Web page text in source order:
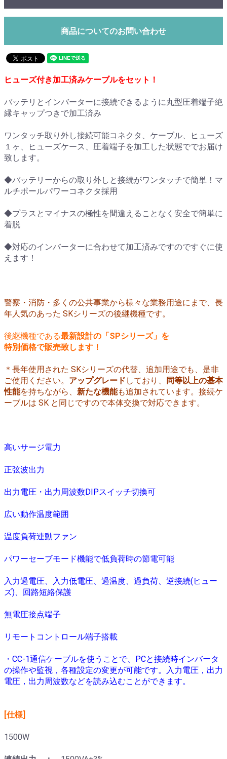
商品についてのお問い合わせ
ヒューズ付き加工済みケーブルをセット！
バッテリとインバーターに接続できるように丸型圧着端子絶
縁キャップつきで加工済み
ワンタッチ取り外し接続可能コネクタ、ケーブル、ヒューズ
１ヶ、ヒューズケース、圧着端子を加工した状態ででお届け
致します。
◆バッテリーからの取り外しと接続がワンタッチで簡単！マ
ルチポールパワーコネクタ採用
◆プラスとマイナスの極性を間違えることなく安全で簡単に
着脱
◆対応のインバーターに合わせて加工済みですのですぐに使
えます！
警察・消防・多くの公共事業から様々な業務用途にまで、長
年人気のあった SKシリーズの後継機種です。
後継機種である最新設計の「SPシリーズ」を
特別価格で販売致します！
＊長年使用された SKシリーズの代替、追加用途でも、是非
ご使用ください。 アップグレード しており、
同等以上の基本
性能を持ちながら、 新たな機能も追加されています。接続ケ
ーブルは SK と同じですので本体交換で対応できます。
高いサージ電力
正弦波出力
出力電圧・出力周波数DIPスイッチ切換可
広い動作温度範囲
温度負荷連動ファン
パワーセーブモード機能で低負荷時の節電可能
入力過電圧、入力低電圧、過温度、過負荷、逆接続(ヒュー
ズ)、回路短絡保護
無電圧接点端子
リモートコントロール端子搭載
・CC-1通信ケーブルを使うことで、PCと接続時インバータ
の操作や監視，各種設定の変更が可能です。入力電圧，出力
電圧，出力周波数などを読み込むことができます。
[仕様]
1500W